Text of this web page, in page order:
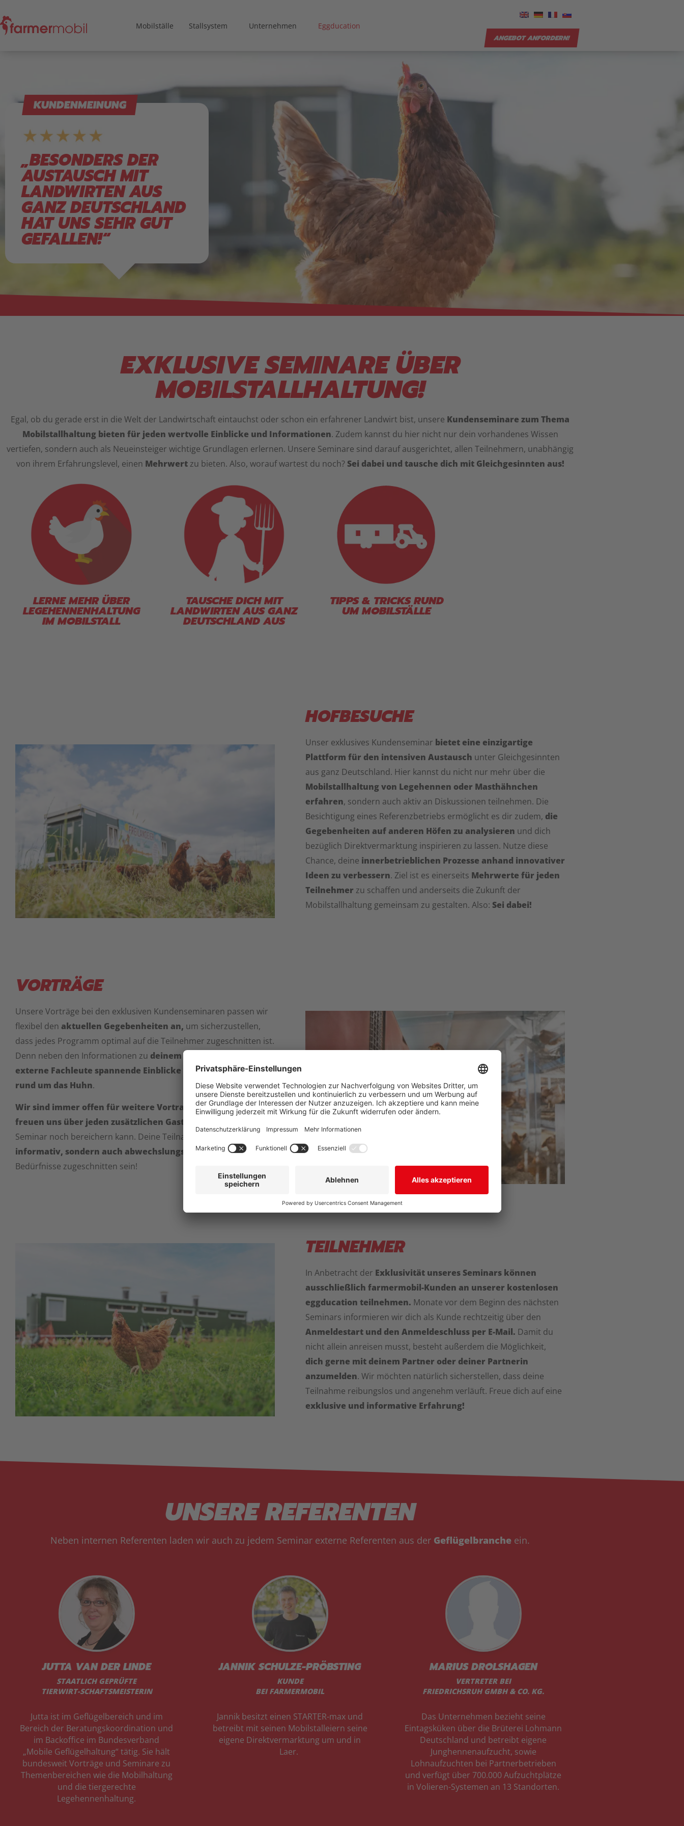
Mobilställe Stallsystem Unternehmen
Eggducation
ANGEBOT ANFORDERN!
KUNDENMEINUNG
„BESONDERS DER
AUSTAUSCH MIT
LANDWIRTEN AUS
GANZ DEUTSCHLAND
HAT UNS SEHR GUT
GEFALLEN!“
EXKLUSIVE SEMINARE ÜBER
MOBILSTALLHALTUNG!
Egal, ob du gerade erst in die Welt der Landwirtschaft eintauchst oder schon ein erfahrener Landwirt bist, unsere Kundenseminare zum Thema
Mobilstallhaltung bieten für jeden wertvolle Einblicke und Informationen. Zudem kannst du hier nicht nur dein vorhandenes Wissen
vertiefen, sondern auch als Neueinsteiger wichtige Grundlagen erlernen. Unsere Seminare sind darauf ausgerichtet, allen Teilnehmern, unabhängig
von ihrem Erfahrungslevel, einen Mehrwertzu bieten. Also, worauf wartest du noch? Sei dabei und tausche dich mit Gleichgesinnten aus!
LERNE MEHR ÜBER
LEGEHENNENHALTUNG
IM MOBILSTALL
TAUSCHE DICH MIT
LANDWIRTEN AUS GANZ
DEUTSCHLAND AUS
TIPPS & TRICKS RUND
UM MOBILSTÄLLE
HOFBESUCHE
Unser exklusives Kundenseminar bietet eine einzigartige
Plattform für den intensiven Austausch unter Gleichgesinnten
aus ganz Deutschland. Hier kannst du nicht nur mehr über die
Mobilstallhaltung von Legehennen oder Masthähnchen
erfahren, sondern auch aktiv an Diskussionen teilnehmen. Die
Besichtigung eines Referenzbetriebs ermöglicht es dir zudem, die
Gegebenheiten auf anderen Höfen zu analysieren und dich
bezüglich Direktvermarktung inspirieren zu lassen. Nutze diese
Chance, deine innerbetrieblichen Prozesse anhand innovativer
Ideen zu verbessern. Ziel ist es einerseits Mehrwerte für jeden
Teilnehmer zu schaffen und anderseits die Zukunft der
Mobilstallhaltung gemeinsam zu gestalten. Also: Sei dabei!
VORTRÄGE
Unsere Vorträge bei den exklusiven Kundenseminaren passen wir
flexibel den aktuellen Gegebenheiten an, um sicherzustellen,
dass jedes Programm optimal auf die Teilnehmer zugeschnitten ist.
Denn neben den Informationen zu deinem Mobilstall bieten
externe Fachleute spannende Einblicke in diverse Themen
rund um das Huhn.
Wir sind immer offen für weitere Vortragswünsche und
freuen uns über jeden zusätzlichen Gastreferenten
Seminar noch bereichern kann. Deine Teilnahme wird nicht nur
informativ, sondern auch abwechslungsreichund auf deine
Bedürfnisse zugeschnitten sein!
TEILNEHMER
In Anbetracht der Exklusivität unseres Seminars können
ausschließlich farmermobil-Kunden an unserer kostenlosen
eggducation teilnehmen. Monate vor dem Beginn des nächsten
Seminars informieren wir dich als Kunde rechtzeitig über den
Anmeldestart und den Anmeldeschluss per E-Mail. Damit du
nicht allein anreisen musst, besteht außerdem die Möglichkeit,
dich gerne mit deinem Partner oder deiner Partnerin
anzumelden. Wir möchten natürlich sicherstellen, dass deine
Teilnahme reibungslos und angenehm verläuft. Freue dich auf eine
exklusive und informative Erfahrung!
UNSERE REFERENTEN
Neben internen Referenten laden wir auch zu jedem Seminar externe Referenten aus der Geflügelbranche ein.
JUTTA VAN DER LINDE
STAATLICH GEPRÜFTE
TIERWIRT-SCHAFTSMEISTERIN
Jutta ist im Geflügelbereich und im
Bereich der Beratungskoordination und
im Backoffice im Bundesverband
„Mobile Geflügelhaltung“ tätig. Sie hält
bundesweit Vorträge und Seminare zu
Themenbereichen wie die Mobilhaltung
und die tiergerechte
Legehennenhaltung.
JANNIK SCHULZE-PRÖBSTING
KUNDE
BEI FARMERMOBIL
Jannik besitzt einen STARTER-max und
betreibt mit seinen Mobilstalleiern seine
eigene Direktvermarktung um und in
Laer.
MARIUS DROLSHAGEN
VERTRETER BEI
FRIEDRICHSRUH GMBH & CO. KG.
Das Unternehmen bezieht seine
Eintagsküken über die Brüterei Lohmann
Deutschland und betreibt eigene
Junghennenaufzucht, sowie
Lohnaufzuchten bei Partnerbetrieben
und verfügt über 700.000 Aufzuchtplätze
in Volieren-Systemen an 13 Standorten.